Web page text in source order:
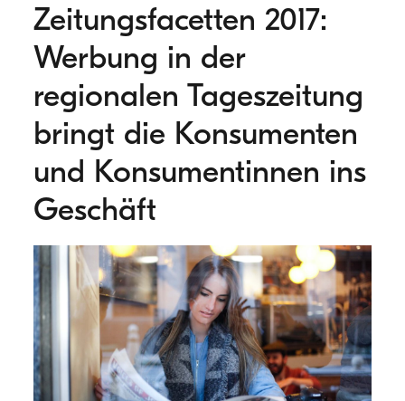
Zeitungsfacetten 2017:
Werbung in der
regionalen Tageszeitung
bringt die Konsumenten
und Konsumentinnen ins
Geschäft